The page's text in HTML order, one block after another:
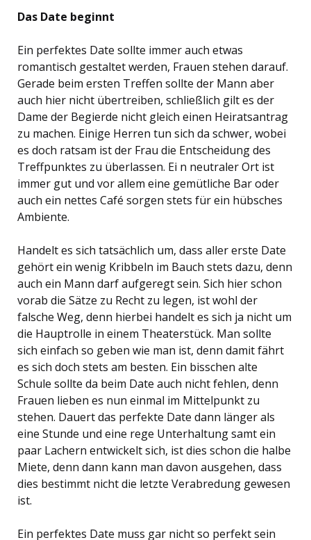
Das Date beginnt
Ein perfektes Date sollte immer auch etwas
romantisch gestaltet werden, Frauen stehen darauf.
Gerade beim ersten Treffen sollte der Mann aber
auch hier nicht übertreiben, schließlich gilt es der
Dame der Begierde nicht gleich einen Heiratsantrag
zu machen. Einige Herren tun sich da schwer, wobei
es doch ratsam ist der Frau die Entscheidung des
Treffpunktes zu überlassen. Ei n neutraler Ort ist
immer gut und vor allem eine gemütliche Bar oder
auch ein nettes Café sorgen stets für ein hübsches
Ambiente.
Handelt es sich tatsächlich um, dass aller erste Date
gehört ein wenig Kribbeln im Bauch stets dazu, denn
auch ein Mann darf aufgeregt sein. Sich hier schon
vorab die Sätze zu Recht zu legen, ist wohl der
falsche Weg, denn hierbei handelt es sich ja nicht um
die Hauptrolle in einem Theaterstück. Man sollte
sich einfach so geben wie man ist, denn damit fährt
es sich doch stets am besten. Ein bisschen alte
Schule sollte da beim Date auch nicht fehlen, denn
Frauen lieben es nun einmal im Mittelpunkt zu
stehen. Dauert das perfekte Date dann länger als
eine Stunde und eine rege Unterhaltung samt ein
paar Lachern entwickelt sich, ist dies schon die halbe
Miete, denn dann kann man davon ausgehen, dass
dies bestimmt nicht die letzte Verabredung gewesen
ist.
Ein perfektes Date muss gar nicht so perfekt sein